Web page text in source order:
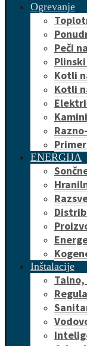
Ogrevanje
Peči
Kotli
Kotli
Kamini
ENERGIJA
Inštalacije